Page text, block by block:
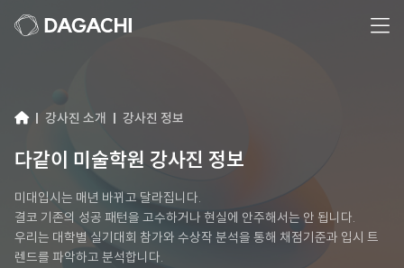
강사진 소개 강사진 정보
다같이 미술학원 강사진 정보
미대입시는 매년 바뀌고 달라집니다.
결코 기존의 성공 패턴을 고수하거나 현실에 안주해서는 안 됩니다.
우리는 대학별 실기대회 참가와 수상작 분석을 통해 채점기준과 입시 트
렌드를 파악하고 분석합니다.